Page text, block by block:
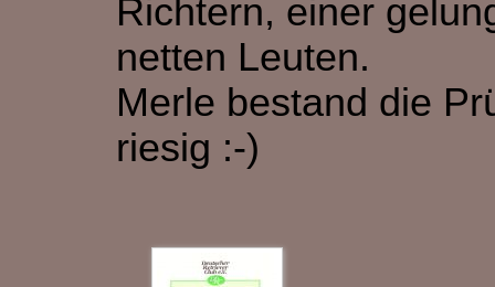
Richtern, einer
netten Leuten.
Merle bestand die
riesig :-)